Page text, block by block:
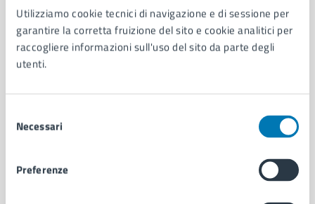
Utilizziamo cookie tecnici di navigazione e di sessione per
garantire la corretta fruizione del sito e cookie analitici per
raccogliere informazioni sull'uso del sito da parte degli
utenti.
delNecessari
Preferenze
AMMINISTRAZIONE
Aree amministrative
Organi di governo
Municipalità
Politici
Intranet, posta aziendale e protocollo